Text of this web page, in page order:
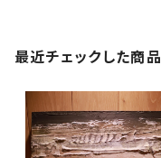
最近チェックした商品